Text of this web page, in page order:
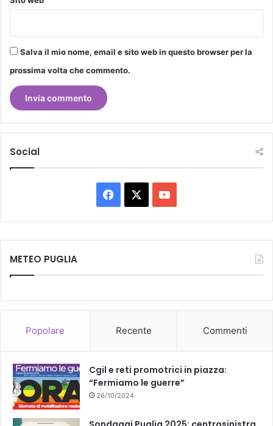
Salva il mio nome, email e sito web in questo browser per la
prossima volta che commento.
Social
Facebook You
Tube
METEO PUGLIA
Popolare Recente Commenti
Cgil e reti promotrici in piazza:
“Fermiamo le guerre”
26/10/2024